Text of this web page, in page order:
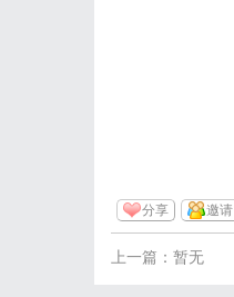
分享 邀请
上一篇：暂无